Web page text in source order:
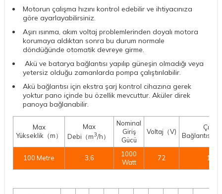
Motorun çalışma hızını kontrol edebilir ve ihtiyacınıza
göre ayarlayabilirsiniz.
Aşırı ısınma, akım voltaj problemlerinden doyalı motora
korumaya aldıktan sonra bu durum normale
döndüğünde otomatik devreye girme.
Akü ve batarya bağlantısı yapılıp güneşin olmadığı veya
yetersiz olduğu zamanlarda pompa çalıştırılabilir.
Akü bağlantısı için ekstra şarj kontrol cihazına gerek
yoktur pano içinde bu özellik mevcuttur. Aküler direk
panoya bağlanabilir.
Max
Yükseklik（m）
Max
Debi（m3/h）
Nominal
Giriş
Gücü
Voltaj（V)
Çıkış
Bağlantısı（
100 Metre 3,6
1000
Watt
72 1"